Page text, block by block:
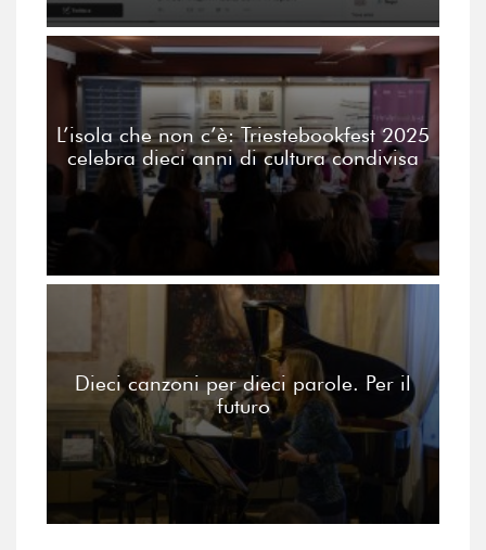
L’isola che non c’è: Triestebookfest 2025
celebra dieci anni di cultura condivisa
Dieci canzoni per dieci parole. Per il
futuro